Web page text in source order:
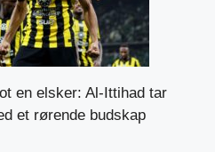
en elsker: Al-Ittihad tar
et rørende budskap